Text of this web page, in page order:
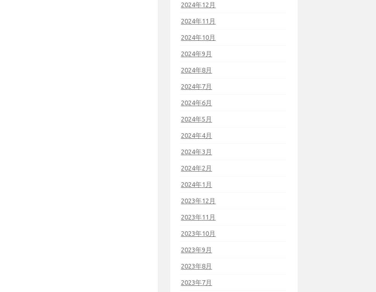
2024年12月
2024年11月
2024年10月
2024年9月
2024年8月
2024年7月
2024年6月
2024年5月
2024年4月
2024年3月
2024年2月
2024年1月
2023年12月
2023年11月
2023年10月
2023年9月
2023年8月
2023年7月